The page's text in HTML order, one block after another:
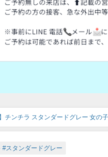
チンチラ スタンダードグレー 女の
#スタンダードグレー